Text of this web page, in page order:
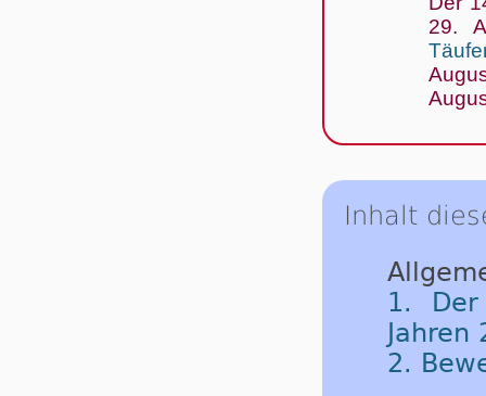
29.
Inhalt
1.
2.